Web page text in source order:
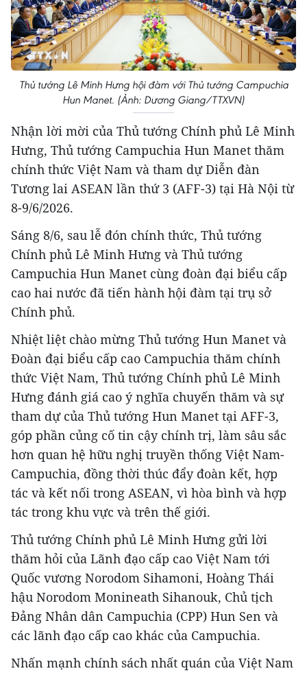
Thủ tướng Lê Minh Hưng hội đàm với Thủ tướng Campuchia
Hun Manet. (Ảnh: Dương Giang/TTXVN)
Nhận lời mời của Thủ tướng Chính phủ Lê Minh
Hưng, Thủ tướng Campuchia Hun Manet thăm
chính thức Việt Nam và tham dự Diễn đàn
Tương lai ASEAN lần thứ 3 (AFF-3) tại Hà Nội từ
8-9/6/2026.
Sáng 8/6, sau lễ đón chính thức, Thủ tướng
Chính phủ Lê Minh Hưng và Thủ tướng
Campuchia Hun Manet cùng đoàn đại biểu cấp
cao hai nước đã tiến hành hội đàm tại trụ sở
Chính phủ.
Nhiệt liệt chào mừng Thủ tướng Hun Manet và
Đoàn đại biểu cấp cao Campuchia thăm chính
thức Việt Nam, Thủ tướng Chính phủ Lê Minh
Hưng đánh giá cao ý nghĩa chuyến thăm và sự
tham dự của Thủ tướng Hun Manet tại AFF-3,
góp phần củng cố tin cậy chính trị, làm sâu sắc
hơn quan hệ hữu nghị truyền thống Việt Nam-
Campuchia, đồng thời thúc đẩy đoàn kết, hợp
tác và kết nối trong ASEAN, vì hòa bình và hợp
tác trong khu vực và trên thế giới.
Thủ tướng Chính phủ Lê Minh Hưng gửi lời
thăm hỏi của Lãnh đạo cấp cao Việt Nam tới
Quốc vương Norodom Sihamoni, Hoàng Thái
hậu Norodom Monineath Sihanouk, Chủ tịch
Đảng Nhân dân Campuchia (CPP) Hun Sen và
các lãnh đạo cấp cao khác của Campuchia.
Nhấn mạnh chính sách nhất quán của Việt Nam